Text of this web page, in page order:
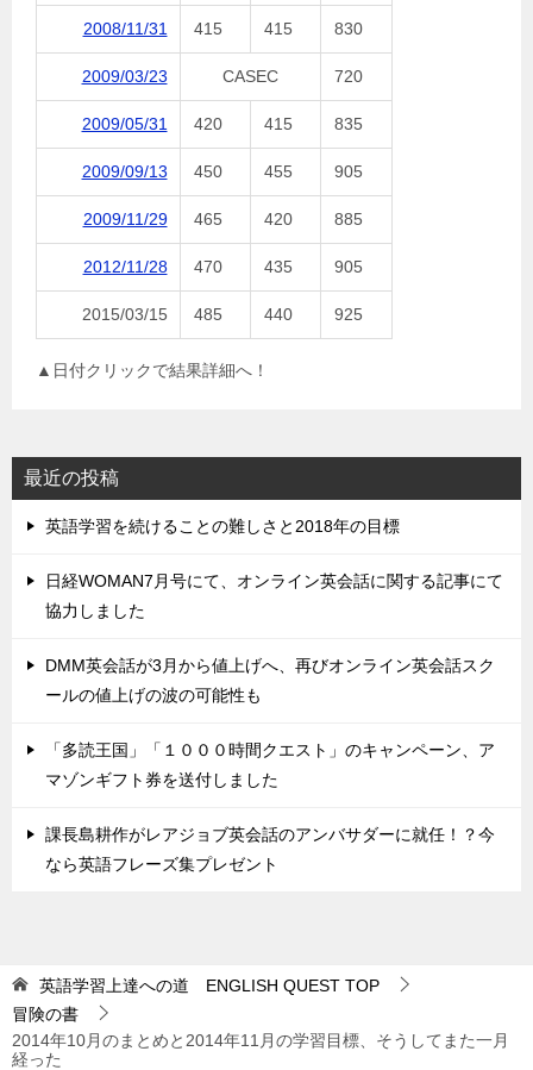
2008/11/31 415 415 830
2009/03/23 CASEC 720
2009/05/31 420 415 835
2009/09/13 450 455 905
2009/11/29 465 420 885
2012/11/28 470 435 905
2015/03/15 485 440 925
▲日付クリックで結果詳細へ！
最近の投稿
英語学習を続けることの難しさと2018年の目標
日経WOMAN7月号にて、オンライン英会話に関する記事にて
協力しました
DMM英会話が3月から値上げへ、再びオンライン英会話スク
ールの値上げの波の可能性も
「多読王国」「１０００時間クエスト」のキャンペーン、ア
マゾンギフト券を送付しました
課長島耕作がレアジョブ英会話のアンバサダーに就任！？今
なら英語フレーズ集プレゼント
英語学習上達への道 ENGLISH QUEST TOP
冒険の書
2014年10月のまとめと2014年11月の学習目標、そうしてまた一月
経った